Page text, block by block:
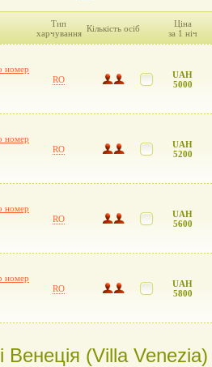
Тип
харчування Кількість осіб
Ціна
за 1 ніч
номер
RO
UAH
5000
номер
RO
UAH
5200
номер
RO
UAH
5600
номер
RO
UAH
5800
Венеція (Villa Venezia)